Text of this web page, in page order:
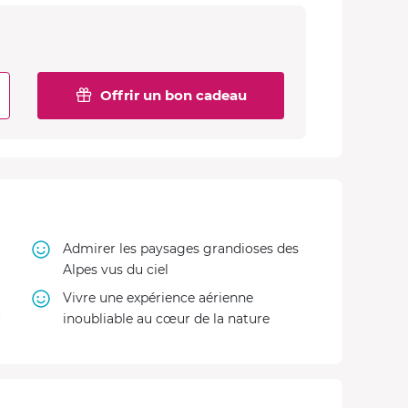
Offrir un bon cadeau
Admirer les paysages grandioses des
Alpes vus du ciel
Vivre une expérience aérienne
inoubliable au cœur de la nature